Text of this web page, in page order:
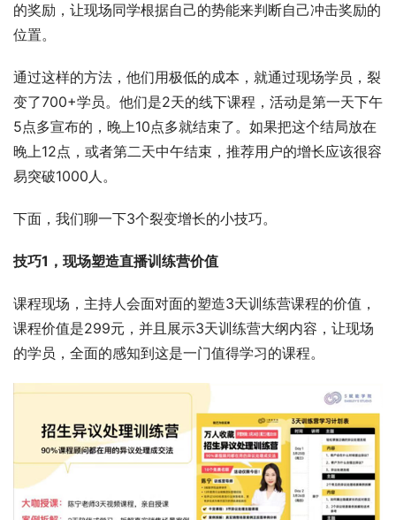
的奖励，让现场同学根据自己的势能来判断自己冲击奖励的
位置。
通过这样的方法，他们用极低的成本，就通过现场学员，裂
变了700+学员。他们是2天的线下课程，活动是第一天下午
5点多宣布的，晚上10点多就结束了。如果把这个结局放在
晚上12点，或者第二天中午结束，推荐用户的增长应该很容
易突破1000人。
下面，我们聊一下3个裂变增长的小技巧。
技巧1，现场塑造直播训练营价值
课程现场，主持人会面对面的塑造3天训练营课程的价值，
课程价值是299元，并且展示3天训练营大纲内容，让现场
的学员，全面的感知到这是一门值得学习的课程。